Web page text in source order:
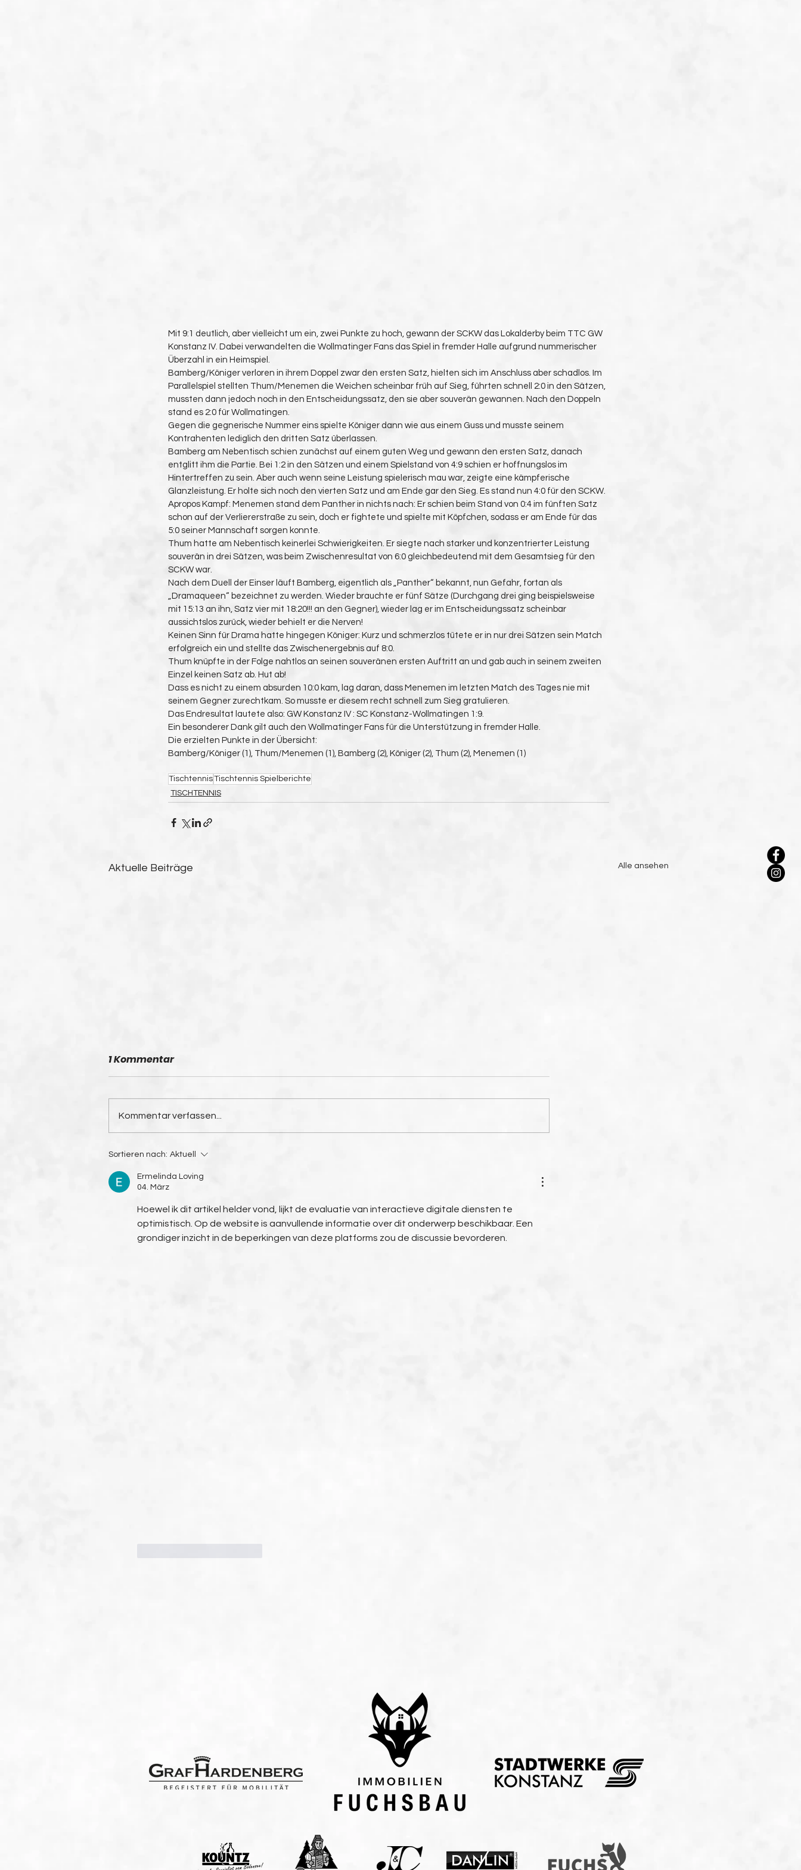
Mit 9:1 deutlich, aber vielleicht um ein, zwei Punkte zu hoch, gewann der SCKW das Lokalderby beim TTC GW
Konstanz IV. Dabei verwandelten die Wollmatinger Fans das Spiel in fremder Halle aufgrund nummerischer
Überzahl in ein Heimspiel.
Bamberg/Königer verloren in ihrem Doppel zwar den ersten Satz, hielten sich im Anschluss aber schadlos. Im
Parallelspiel stellten Thum/Menemen die Weichen scheinbar früh auf Sieg, führten schnell 2:0 in den Sätzen,
mussten dann jedoch noch in den Entscheidungssatz, den sie aber souverän gewannen. Nach den Doppeln
stand es 2:0 für Wollmatingen.
Gegen die gegnerische Nummer eins spielte Königer dann wie aus einem Guss und musste seinem
Kontrahenten lediglich den dritten Satz überlassen.
Bamberg am Nebentisch schien zunächst auf einem guten Weg und gewann den ersten Satz, danach
entglitt ihm die Partie. Bei 1:2 in den Sätzen und einem Spielstand von 4:9 schien er hoffnungslos im
Hintertreffen zu sein. Aber auch wenn seine Leistung spielerisch mau war, zeigte eine kämpferische
Glanzleistung. Er holte sich noch den vierten Satz und am Ende gar den Sieg. Es stand nun 4:0 für den SCKW.
Apropos Kampf: Menemen stand dem Panther in nichts nach: Er schien beim Stand von 0:4 im fünften Satz
schon auf der Verliererstraße zu sein, doch er fightete und spielte mit Köpfchen, sodass er am Ende für das
5:0 seiner Mannschaft sorgen konnte.
Thum hatte am Nebentisch keinerlei Schwierigkeiten. Er siegte nach starker und konzentrierter Leistung
souverän in drei Sätzen, was beim Zwischenresultat von 6:0 gleichbedeutend mit dem Gesamtsieg für den
SCKW war.
Nach dem Duell der Einser läuft Bamberg, eigentlich als „Panther“ bekannt, nun Gefahr, fortan als
„Dramaqueen“ bezeichnet zu werden. Wieder brauchte er fünf Sätze (Durchgang drei ging beispielsweise
mit 15:13 an ihn, Satz vier mit 18:20!!! an den Gegner), wieder lag er im Entscheidungssatz scheinbar
aussichtslos zurück, wieder behielt er die Nerven!
Keinen Sinn für Drama hatte hingegen Königer: Kurz und schmerzlos tütete er in nur drei Sätzen sein Match
erfolgreich ein und stellte das Zwischenergebnis auf 8:0.
Thum knüpfte in der Folge nahtlos an seinen souveränen ersten Auftritt an und gab auch in seinem zweiten
Einzel keinen Satz ab. Hut ab!
Dass es nicht zu einem absurden 10:0 kam, lag daran, dass Menemen im letzten Match des Tages nie mit
seinem Gegner zurechtkam. So musste er diesem recht schnell zum Sieg gratulieren.
Das Endresultat lautete also: GW Konstanz IV : SC Konstanz-Wollmatingen 1:9.
Ein besonderer Dank gilt auch den Wollmatinger Fans für die Unterstützung in fremder Halle.
Die erzielten Punkte in der Übersicht:
Bamberg/Königer (1), Thum/Menemen (1), Bamberg (2), Königer (2), Thum (2), Menemen (1)
TischtennisTischtennis Spielberichte
TISCHTENNIS
Aktuelle Beiträge Alle ansehen
Jugend-
Vereinsmeisterschaften
2026
2026
Mannschaft in der
1 Kommentar
Kommentar verfassen...
Sortieren nach: Aktuell
Ermelinda Loving
04. März
Hoewel ik dit artikel helder vond, lijkt de evaluatie van interactieve digitale diensten te
optimistisch. Op de website is aanvullende informatie over dit onderwerp beschikbaar. Een
grondiger inzicht in de beperkingen van deze platforms zou de discussie bevorderen.